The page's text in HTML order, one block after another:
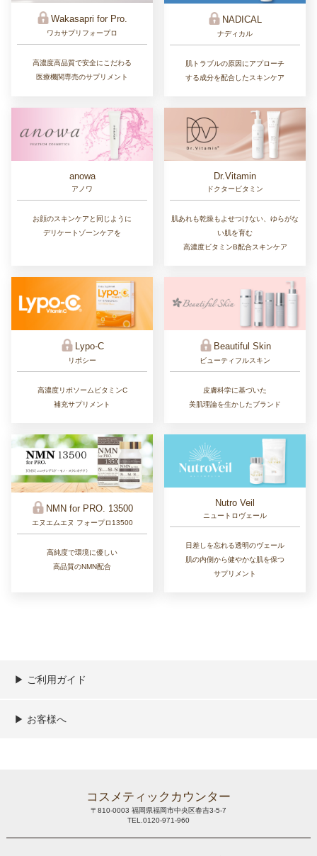
Wakasapri for Pro.
ワカサプリフォープロ
高濃度高品質で安全にこだわる
医療機関専売のサプリメント
NADICAL
ナディカル
肌トラブルの原因にアプローチ
する成分を配合したスキンケア
anowa
アノワ
お顔のスキンケアと同じように
デリケートゾーンケアを
Dr.Vitamin
ドクタービタミン
肌あれも乾燥もよせつけない、ゆらがな
い肌を育む
高濃度ビタミンB配合スキンケア
Lypo-C
リポシー
高濃度リポソームビタミンC
補充サプリメント
Beautiful Skin
ビューティフルスキン
皮膚科学に基づいた
美肌理論を生かしたブランド
NMN for PRO. 13500
エヌエムエヌ フォープロ13500
高純度で環境に優しい
高品質のNMN配合
Nutro Veil
ニュートロヴェール
日差しを忘れる透明のヴェール
肌の内側から健やかな肌を保つ
サプリメント
▶︎ ご利用ガイド
ご利用ガイド
決済／配送／送料について
取り扱い商品一覧
顧客情報の取扱について
特定商取引法の表記
▶︎ お客様へ
コスメティックカウンター
〒810-0003 福岡県福岡市中央区春吉3-5-7
TEL.0120-971-960